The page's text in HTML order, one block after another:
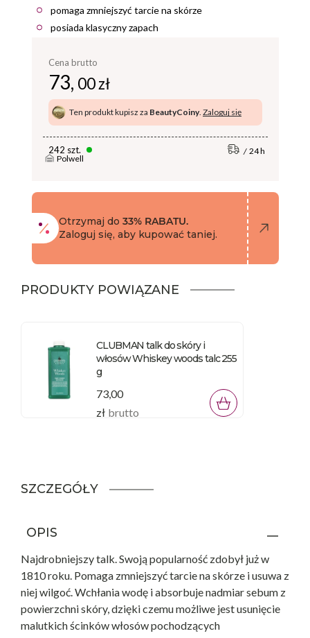
pomaga zmniejszyć tarcie na skórze
posiada klasyczny zapach
Cena brutto
73, 00 zł
Ten produkt kupisz za BeautyCoiny. Zaloguj się
242 szt.
Polwell
24 h
Otrzymaj do 33% RABATU.
Zaloguj się, aby kupować taniej.
PRODUKTY POWIĄZANE
CLUBMAN talk do skóry i
włosów Whiskey woods talc 255
g
73,00
zł brutto
SZCZEGÓŁY
OPIS
Najdrobniejszy talk. Swoją popularność zdobył już w
1810 roku. Pomaga zmniejszyć tarcie na skórze i usuwa z
niej wilgoć. Wchłania wodę i absorbuje nadmiar sebum z
powierzchni skóry, dzięki czemu możliwe jest usunięcie
malutkich ścinków włosów pochodzących